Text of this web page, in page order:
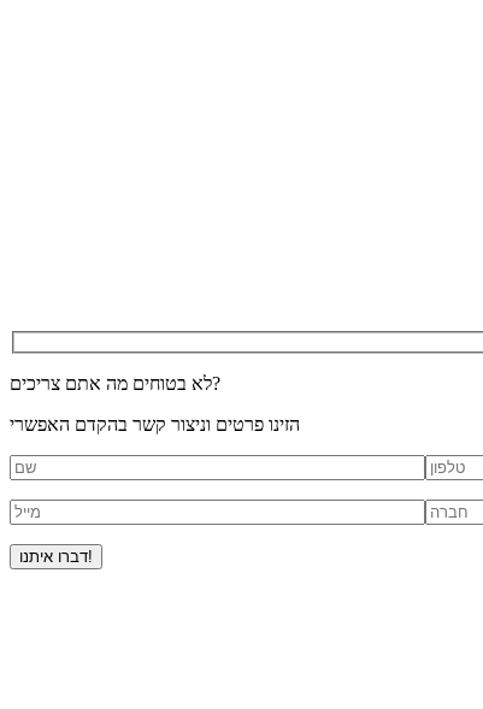
לא בטוחים מה אתם צריכים?
הזינו פרטים וניצור קשר בהקדם האפשרי